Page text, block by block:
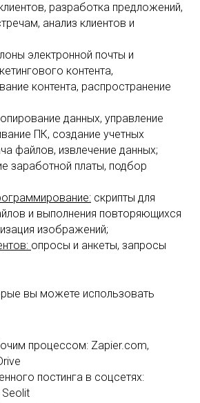
разработка предложений,
анализ клиентов и
электронной почты и
контента,
контента, распространение
данных, управление
ПК, создание учетных
файлов, извлечение данных;
заработной платы, подбор
скрипты для
и выполнения повторяющихся
изображений;
опросы и анкеты, запросы
вы можете использовать
процессом: Zapier.com,
постинга в соцсетях:
Seolit